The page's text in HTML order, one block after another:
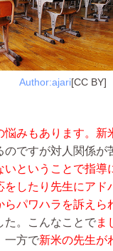
Author:ajari[CC BY]
みもあります。 新
のですが対人関係が
いということで指導
をしたり先生にアド
らパワハラを訴えら
た。こんなことでま
一方で新米の先生が